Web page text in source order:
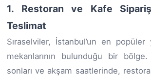
1. Restoran ve Kafe
Teslimat
Sıraselviler, İstanbul’un en
mekanlarının bulunduğu bir
sonları ve akşam saatlerinde,